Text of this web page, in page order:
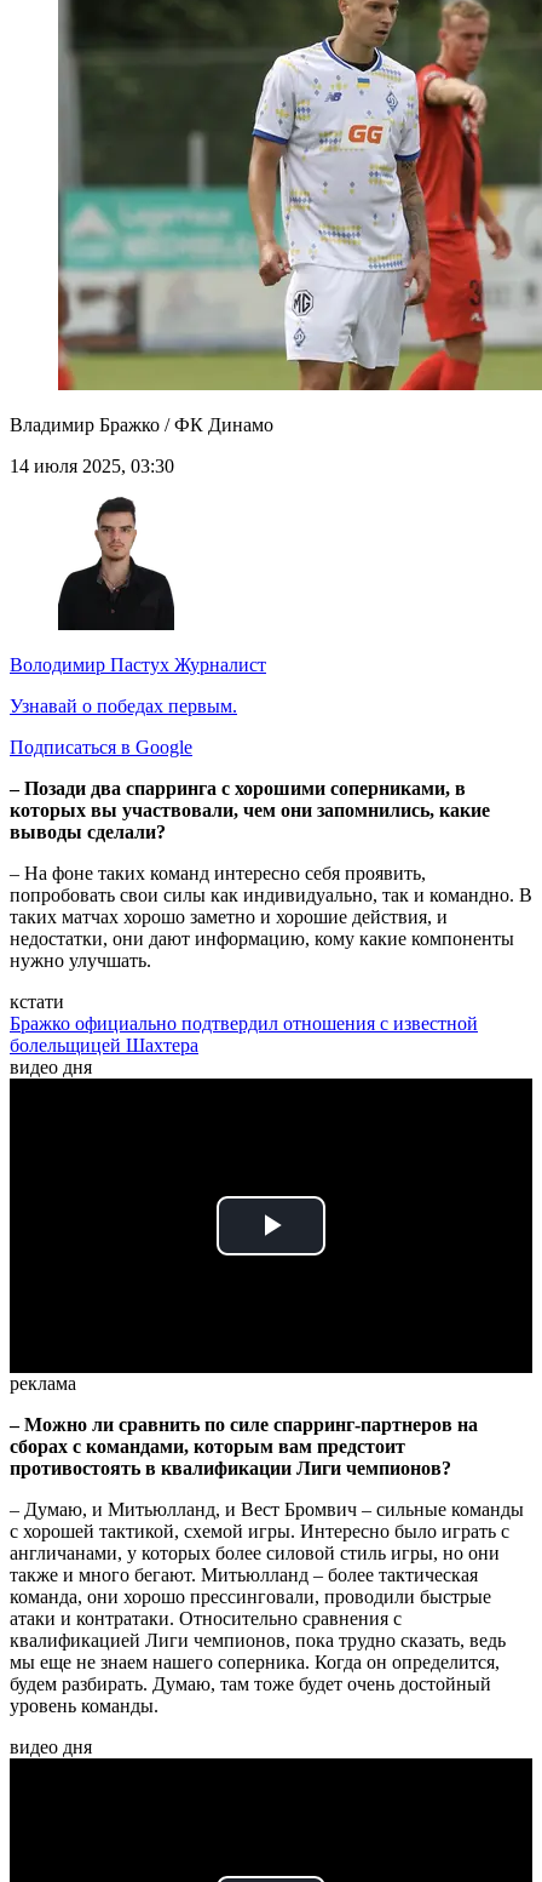
Владимир Бражко / ФК Динамо
14 июля 2025, 03:30
Володимир Пастух Журналист
Узнавай о победах первым.
Подписаться в Google
– Позади два спарринга с хорошими соперниками, в
которых вы участвовали, чем они запомнились, какие
выводы сделали?
– На фоне таких команд интересно себя проявить,
попробовать свои силы как индивидуально, так и командно. В
таких матчах хорошо заметно и хорошие действия, и
недостатки, они дают информацию, кому какие компоненты
нужно улучшать.
кстати
Бражко официально подтвердил отношения с известной
болельщицей Шахтера
видео дня
Play
реклама
– Можно ли сравнить по силе спарринг-партнеров на
сборах с командами, которым вам предстоит
противостоять в квалификации Лиги чемпионов?
– Думаю, и Митьюлланд, и Вест Бромвич – сильные команды
с хорошей тактикой, схемой игры. Интересно было играть с
англичанами, у которых более силовой стиль игры, но они
также и много бегают. Митьюлланд – более тактическая
команда, они хорошо прессинговали, проводили быстрые
атаки и контратаки. Относительно сравнения с
квалификацией Лиги чемпионов, пока трудно сказать, ведь
мы еще не знаем нашего соперника. Когда он определится,
будем разбирать. Думаю, там тоже будет очень достойный
уровень команды.
видео дня